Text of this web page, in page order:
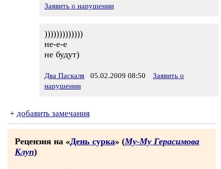
Заявить о нарушении
)))))))))))))
не-е-е
не будут)
Два Паскаля 05.02.2009 08:50
Заявить о
нарушении
+ добавить замечания
Рецензия на «День сурка» (Му-Му Герасимова
Клуп)